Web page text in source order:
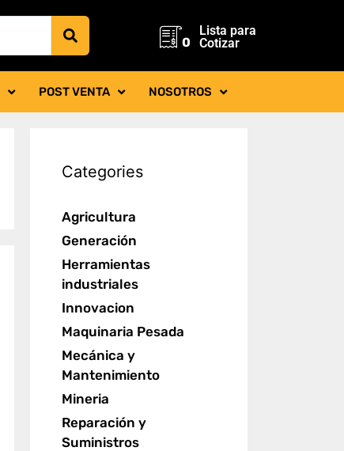
0
Lista para
Cotizar
POST VENTA NOSOTROS
Categories
Agricultura
Generación
Herramientas
industriales
Innovacion
Maquinaria Pesada
Mecánica y
Mantenimiento
Mineria
Reparación y
Suministros